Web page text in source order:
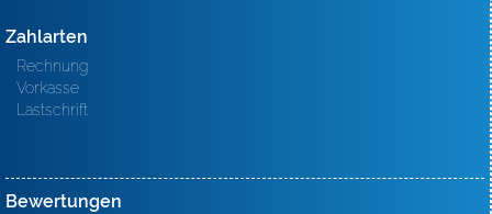
Zahlarten
Rechnung
Vorkasse
Lastschrift
Bewertungen